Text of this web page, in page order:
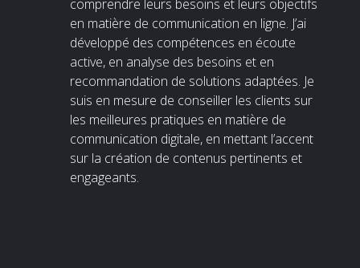
comprendre leurs besoins et leurs objectifs
en matière de communication en ligne. J’ai
développé des compétences en écoute
active, en analyse des besoins et en
recommandation de solutions adaptées. Je
suis en mesure de conseiller les clients sur
les meilleures pratiques en matière de
communication digitale, en mettant l’accent
sur la création de contenus pertinents et
engageants.